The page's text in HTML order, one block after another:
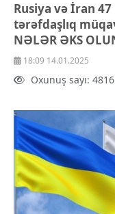
Rusiya və İran
tərəfdaşlıq
NƏLƏR ƏKS
18:09 14.01.2025
Oxunuş sayı: